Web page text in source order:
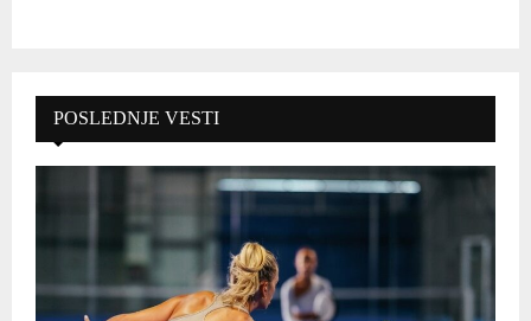
POSLEDNJE VESTI